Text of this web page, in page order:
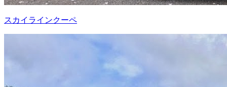
スカイラインクーペ